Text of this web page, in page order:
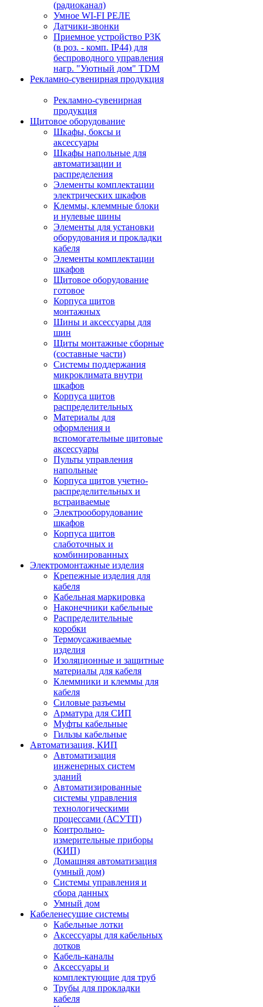
(радиоканал)
Умное WI-FI РЕЛЕ
Датчики-звонки
Приемное устройство Р3К
(в роз. - комп. IP44) для
беспроводного управления
нагр. "Уютный дом" TDM
Рекламно-сувенирная продукция
Рекламно-сувенирная
продукция
Щитовое оборудование
Шкафы, боксы и
аксессуары
Шкафы напольные для
автоматизации и
распределения
Элементы комплектации
электрических шкафов
Клеммы, клеммные блоки
и нулевые шины
Элементы для установки
оборудования и прокладки
кабеля
Элементы комплектации
шкафов
Щитовое оборудование
готовое
Корпуса щитов
монтажных
Шины и аксессуары для
шин
Щиты монтажные сборные
(составные части)
Системы поддержания
микроклимата внутри
шкафов
Корпуса щитов
распределительных
Материалы для
оформления и
вспомогательные щитовые
аксессуары
Пульты управления
напольные
Корпуса щитов учетно-
распределительных и
встраиваемые
Электрооборудование
шкафов
Корпуса щитов
слаботочных и
комбинированных
Электромонтажные изделия
Крепежные изделия для
кабеля
Кабельная маркировка
Наконечники кабельные
Распределительные
коробки
Термоусаживаемые
изделия
Изоляционные и защитные
материалы для кабеля
Клеммники и клеммы для
кабеля
Силовые разъемы
Арматура для СИП
Муфты кабельные
Гильзы кабельные
Автоматизация, КИП
Автоматизация
инженерных систем
зданий
Автоматизированные
системы управления
технологическими
процессами (АСУТП)
Контрольно-
измерительные приборы
(КИП)
Домашняя автоматизация
(умный дом)
Системы управления и
сбора данных
Умный дом
Кабеленесущие системы
Кабельные лотки
Аксессуары для кабельных
лотков
Кабель-каналы
Аксессуары и
комплектующие для труб
Трубы для прокладки
кабеля